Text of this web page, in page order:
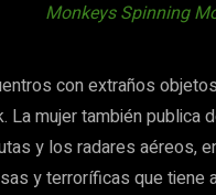
Monkeys Spinning
con extraños
La mujer también
y los radares aéreos,
y terroríficas que tiene